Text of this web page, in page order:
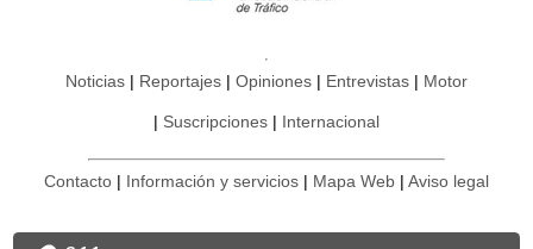
Noticias Reportajes Opiniones Entrevistas Motor
Suscripciones Internacional
Contacto Información y servicios Mapa Web Aviso legal